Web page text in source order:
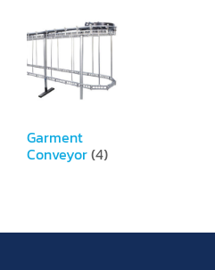
Garment
Conveyor(4)